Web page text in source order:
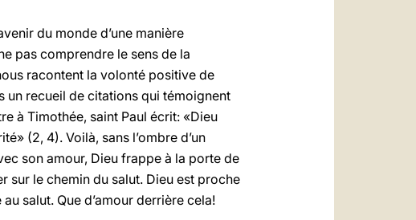
du monde d’une manière
pas comprendre le sens de la
racontent la volonté positive de
un recueil de citations qui témoignent
à Timothée, saint Paul écrit: «Dieu
(2, 4). Voilà, sans l’ombre d’un
son amour, Dieu frappe à la porte de
sur le chemin du salut. Dieu est proche
salut. Que d’amour derrière cela!